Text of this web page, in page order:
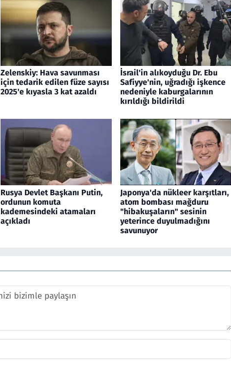
Zelenskiy: Hava savunması
için tedarik edilen füze sayısı
2025'e kıyasla 3 kat azaldı
İsrail'in alıkoyduğu Dr. Ebu
Safiyye'nin, uğradığı işkence
nedeniyle kaburgalarının
kırıldığı bildirildi
Rusya Devlet Başkanı Putin,
ordunun komuta
kademesindeki atamaları
açıkladı
Japonya'da nükleer karşıtları,
atom bombası mağduru
"hibakuşaların" sesinin
yeterince duyulmadığını
savunuyor